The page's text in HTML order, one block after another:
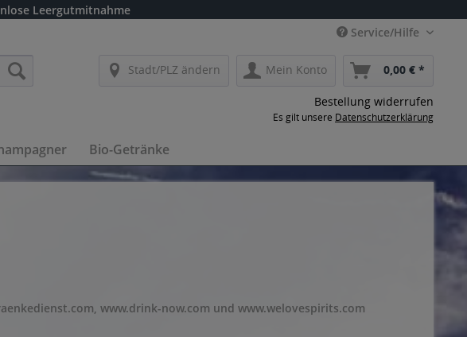
Leergutmitnahme
Service/Hilfe
Stadt/PLZ ändern Mein Konto 0,00 € *
Bestellung widerrufen
Es gilt unsere Datenschutzerklärung
Bio-Getränke
www.drink-now.com und www.welovespirits.com